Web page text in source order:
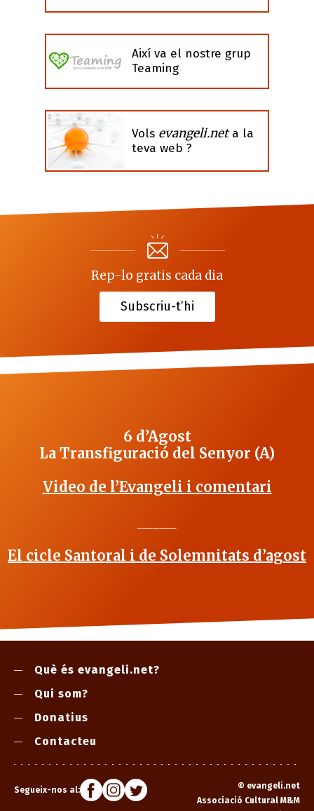
Així va el nostre grup
Teaming
Vols evangeli.neta la
teva web ?
Rep-lo gratis cada dia
Subscriu-t’hi
6 d’Agost
La Transfiguració del Senyor (A)
Video de l’Evangeli i comentari
El cicle Santoral i de Solemnitats d’agost
Què és evangeli.net?
Qui som?
Donatius
Contacteu
Segueix-nos al: © evangeli.net
Associació Cultural M&M